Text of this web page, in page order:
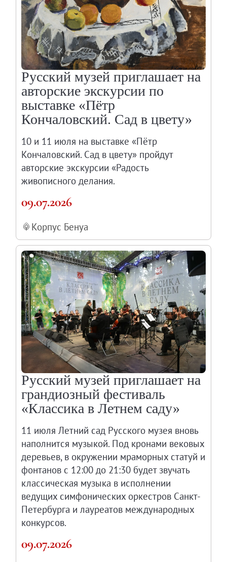
Русский музей приглашает на
авторские экскурсии по
выставке «Пётр
Кончаловский. Сад в цвету»
10 и 11 июля на выставке «Пётр
Кончаловский. Сад в цвету» пройдут
авторские экскурсии «Радость
живописного делания.
09.07.2026
Корпус Бенуа
Русский музей приглашает на
грандиозный фестиваль
«Классика в Летнем саду»
11 июля Летний сад Русского музея вновь
наполнится музыкой. Под кронами вековых
деревьев, в окружении мраморных статуй и
фонтанов с 12:00 до 21:30 будет звучать
классическая музыка в исполнении
ведущих симфонических оркестров Санкт-
Петербурга и лауреатов международных
конкурсов.
09.07.2026